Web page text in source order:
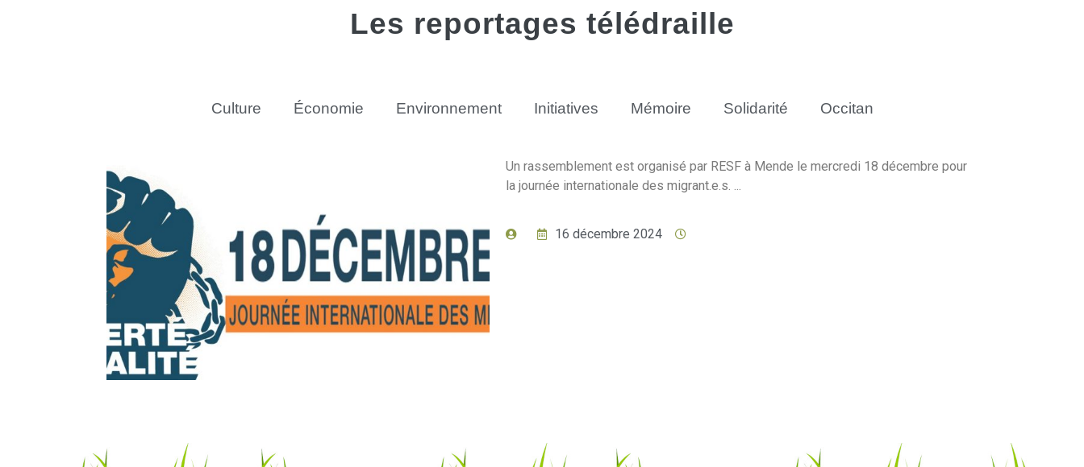
Les reportages télédraille
Culture Économie Environnement Initiatives Mémoire Solidarité Occitan
Un rassemblement est organisé par RESF à Mende le mercredi 18 décembre pour
la journée internationale des migrant.e.s. ...
16 décembre 2024